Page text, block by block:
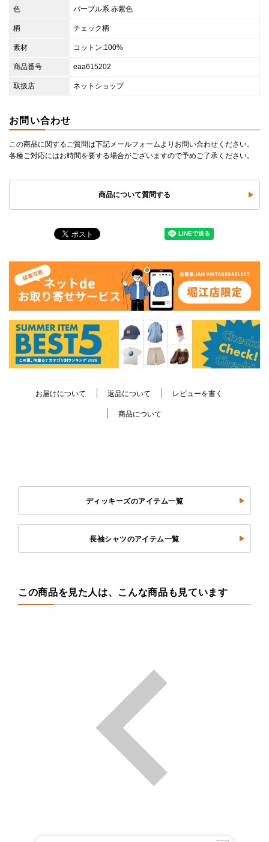
色 パープル系 赤紫色
柄 チェック柄
素材 コットン:100%
商品番号 eaa615202
取扱店 ネットショップ
お問い合わせ
この商品に関するご質問は下記メールフォームよりお問い合わせください。
各種ご対応にはお時間を要する場合がございますので予めご了承ください。
商品について質問する
お届けについて 返品について レビューを書く
商品について
ディッキーズのアイテム一覧
長袖シャツのアイテム一覧
この商品を見た人は、こんな商品も見ています